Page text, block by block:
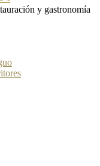
y gastronomía